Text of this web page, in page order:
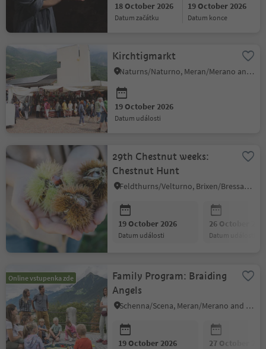
18 October 2026
datum začátku
19 October 2026
datum konce
Kirchtigmarkt
Naturns/Naturno, Meran/Merano and environs
19 October 2026
datum události
29th Chestnut weeks:
Chestnut Hunt
Feldthurns/Velturno, Brixen/Bressanone and environs
19 October 2026
datum události
26 October
datum události
Online vstupenka zde
Family Program: Braiding
Angels
Schenna/Scena, Meran/Merano and environs
19 October 2026 27 October